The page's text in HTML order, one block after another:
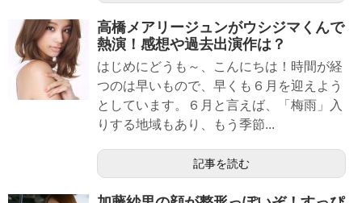
高橋メアリージュンがウシジマくんで
熱演！感想や過去出演作は？
はじめにどうも～、こんにちは！時間が経
つのは早いもので、早くも６月を迎えよう
としています。６月と言えば、「梅雨」入
りする地域もあり、もう季節...
記事を読む